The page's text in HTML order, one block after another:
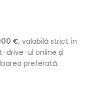
€, valabilă strict în
drive-ul online și
preferată.